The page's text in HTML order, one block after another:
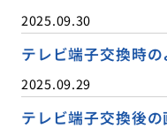
2025.09.30
テレビ端子交換時
2025.09.29
テレビ端子交換後